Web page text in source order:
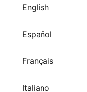
English
Español
Français
Italiano